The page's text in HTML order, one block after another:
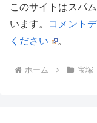
このサイトはスパ
います。
コメント
ください
。
ホーム 宝塚